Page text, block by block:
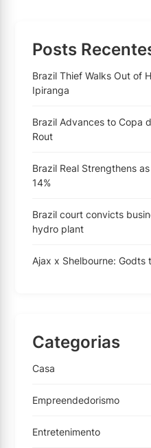
Posts
Brazil Thief Walks Out of
Ipiranga
Brazil Advances to Copa
Rout
Brazil Real Strengthens
14%
Brazil court convicts
hydro plant
Ajax x Shelbourne:
Categorias
Casa
Empreendedorismo
Entretenimento